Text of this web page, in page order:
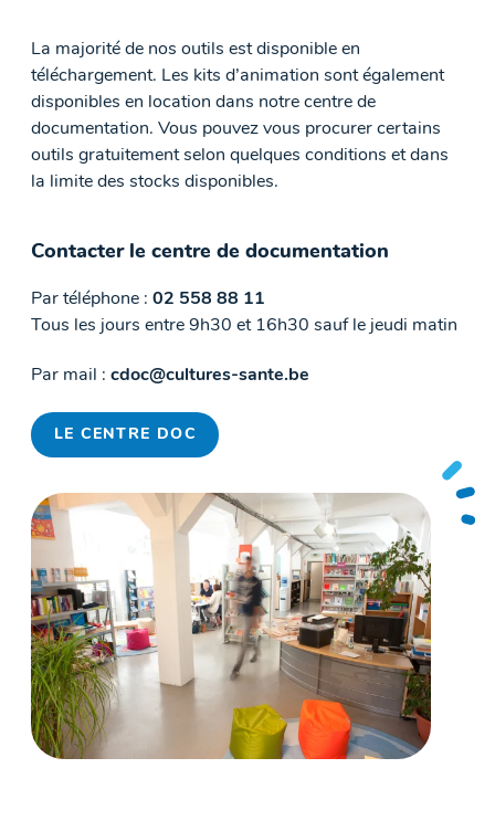
La majorité de nos outils est disponible en
téléchargement. Les kits d’animation sont également
disponibles en location dans notre centre de
documentation. Vous pouvez vous procurer certains
outils gratuitement selon quelques conditions et dans
la limite des stocks disponibles.
Contacter le centre de documentation
Par téléphone : 02 558 88 11
Tous les jours entre 9h30 et 16h30 sauf le jeudi matin
Par mail : cdoc@cultures-sante.be
LE CENTRE DOC